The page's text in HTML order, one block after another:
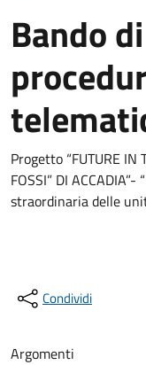
Bando
Progetto “FUTURE IN
FOSSI” DI
straordinaria delle
Condividi
Argomenti